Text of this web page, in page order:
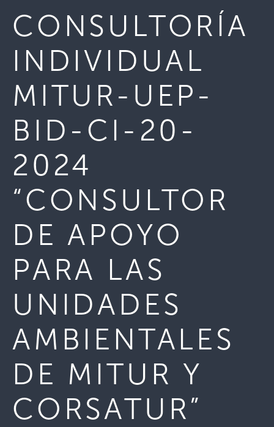
CONSULTORÍA
INDIVIDUAL
MITUR-UEP-
BID-CI-20-
2024
“CONSULTOR
DE APOYO
PARA LAS
UNIDADES
AMBIENTALES
DE MITUR Y
CORSATUR”